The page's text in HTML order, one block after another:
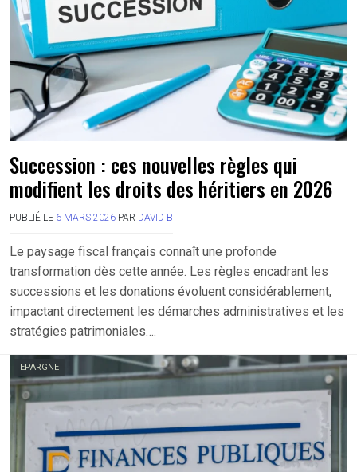
Succession : ces nouvelles règles qui
modifient les droits des héritiers en 2026
PUBLIÉ LE 6 MARS 2026 PAR DAVID B
Le paysage fiscal français connaît une profonde
transformation dès cette année. Les règles encadrant les
successions et les donations évoluent considérablement,
impactant directement les démarches administratives et les
stratégies patrimoniales….
EPARGNE